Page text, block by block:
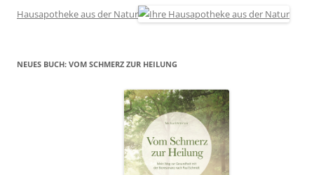
Hausapotheke aus der Natur
NEUES BUCH: VOM SCHMERZ ZUR HEILUNG